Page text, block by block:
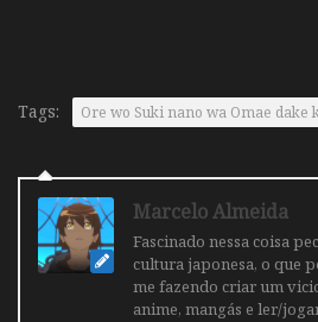
Tags: Ore wo Suki nano wa Omae dake
Marcelo Almeida
Fascinado nessa coisa
cultura japonesa, o que
me fazendo criar um
anime, mangás e ler/